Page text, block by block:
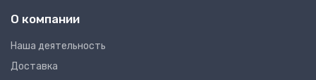
О компании
Наша деятельность
Доставка